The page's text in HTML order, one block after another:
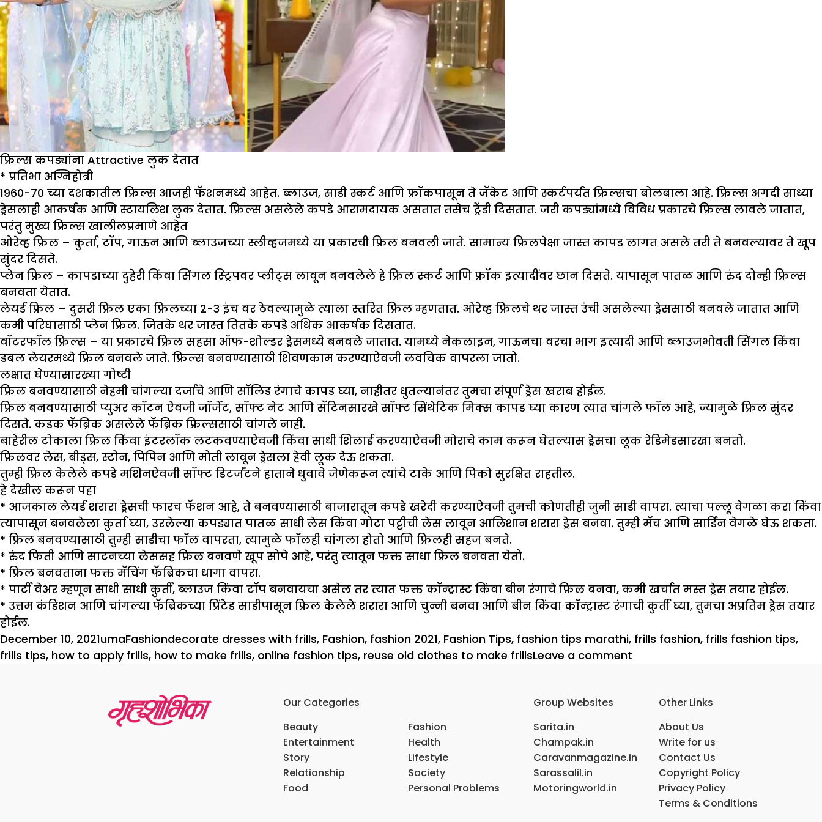
फ्रिल्स कपड्यांना Attractive लुक देतात
* प्रतिभा अग्निहोत्री
1960-70 च्या दशकातील फ्रिल्स आजही फॅशनमध्ये आहेत. ब्लाउज, साडी स्कर्ट आणि फ्रॉकपासून ते जॅकेट आणि स्कर्टपर्यंत फ्रिल्सचा बोलबाला आहे. फ्रिल्स अगदी साध्या
ड्रेसलाही आकर्षक आणि स्टायलिश लुक देतात. फ्रिल्स असलेले कपडे आरामदायक असतात तसेच ट्रेंडी दिसतात. जरी कपड्यांमध्ये विविध प्रकारचे फ्रिल्स लावले जातात,
परंतु मुख्य फ्रिल्स खालीलप्रमाणे आहेत
ओरेव्ह फ्रिल – कुर्ता, टॉप, गाऊन आणि ब्लाउजच्या स्लीव्हजमध्ये या प्रकारची फ्रिल बनवली जाते. सामान्य फ्रिलपेक्षा जास्त कापड लागत असले तरी ते बनवल्यावर ते खूप
सुंदर दिसते.
प्लेन फ्रिल – कापडाच्या दुहेरी किंवा सिंगल स्ट्रिपवर प्लीट्स लावून बनवलेले हे फ्रिल स्कर्ट आणि फ्रॉक इत्यादींवर छान दिसते. यापासून पातळ आणि रुंद दोन्ही फ्रिल्स
बनवता येतात.
लेयर्ड फ्रिल – दुसरी फ्रिल एका फ्रिलच्या 2-3 इंच वर ठेवल्यामुळे त्याला स्तरित फ्रिल म्हणतात. ओरेव्ह फ्रिलचे थर जास्त उंची असलेल्या ड्रेससाठी बनवले जातात आणि
कमी परिघासाठी प्लेन फ्रिल. जितके थर जास्त तितके कपडे अधिक आकर्षक दिसतात.
वॉटरफॉल फ्रिल्स – या प्रकारचे फ्रिल सहसा ऑफ-शोल्डर ड्रेसमध्ये बनवले जातात. यामध्ये नेकलाइन, गाऊनचा वरचा भाग इत्यादी आणि ब्लाउजभोवती सिंगल किंवा
डबल लेयरमध्ये फ्रिल बनवले जाते. फ्रिल्स बनवण्यासाठी शिवणकाम करण्याऐवजी लवचिक वापरला जातो.
लक्षात घेण्यासारख्या गोष्टी
फ्रिल बनवण्यासाठी नेहमी चांगल्या दर्जाचे आणि सॉलिड रंगाचे कापड घ्या, नाहीतर धुतल्यानंतर तुमचा संपूर्ण ड्रेस खराब होईल.
फ्रिल बनवण्यासाठी प्युअर कॉटन ऐवजी जॉर्जेट, सॉफ्ट नेट आणि सॅटिनसारखे सॉफ्ट सिंथेटिक मिक्स कापड घ्या कारण त्यात चांगले फॉल आहे, ज्यामुळे फ्रिल सुंदर
दिसते. कडक फॅब्रिक असलेले फॅब्रिक फ्रिल्ससाठी चांगले नाही.
बाहेरील टोकाला फ्रिल किंवा इंटरलॉक लटकवण्याऐवजी किंवा साधी शिलाई करण्याऐवजी मोराचे काम करून घेतल्यास ड्रेसचा लूक रेडिमेडसारखा बनतो.
फ्रिलवर लेस, बीड्स, स्टोन, पिपिन आणि मोती लावून ड्रेसला हेवी लूक देऊ शकता.
तुम्ही फ्रिल केलेले कपडे मशिनऐवजी सॉफ्ट डिटर्जंटने हाताने धुवावे जेणेकरून त्यांचे टाके आणि पिको सुरक्षित राहतील.
हे देखील करून पहा
* आजकाल लेयर्ड शरारा ड्रेसची फारच फॅशन आहे, ते बनवण्यासाठी बाजारातून कपडे खरेदी करण्याऐवजी तुमची कोणतीही जुनी साडी वापरा. त्याचा पल्लू वेगळा करा किंवा
त्यापासून बनवलेला कुर्ता घ्या, उरलेल्या कपड्यात पातळ साधी लेस किंवा गोटा पट्टीची लेस लावून आलिशान शरारा ड्रेस बनवा. तुम्ही मॅच आणि सार्डिन वेगळे घेऊ शकता.
* फ्रिल बनवण्यासाठी तुम्ही साडीचा फॉल वापरता, त्यामुळे फॉलही चांगला होतो आणि फ्रिलही सहज बनते.
* रुंद फिती आणि साटनच्या लेससह फ्रिल बनवणे खूप सोपे आहे, परंतु त्यातून फक्त साधा फ्रिल बनवता येतो.
* फ्रिल बनवताना फक्त मॅचिंग फॅब्रिकचा धागा वापरा.
* पार्टी वेअर म्हणून साधी साधी कुर्ती, ब्लाउज किंवा टॉप बनवायचा असेल तर त्यात फक्त कॉन्ट्रास्ट किंवा बीन रंगाचे फ्रिल बनवा, कमी खर्चात मस्त ड्रेस तयार होईल.
* उत्तम कंडिशन आणि चांगल्या फॅब्रिकच्या प्रिंटेड साडीपासून फ्रिल केलेले शरारा आणि चुन्नी बनवा आणि बीन किंवा कॉन्ट्रास्ट रंगाची कुर्ती घ्या, तुमचा अप्रतिम ड्रेस तयार
होईल.
Posted
on
December 10, 2021Author
umaCategories
FashionTags
decorate dresses with frills, Fashion, fashion 2021, Fashion Tips, fashion tips marathi, frills fashion, frills fashion tips,
frills tips, how to apply frills, how to make frills, online fashion tips, reuse old clothes to make frillsLeave a comment
Attractive
Our Categories
Beauty
Entertainment
Story
Relationship
Food
Fashion
Health
Lifestyle
Society
Personal Problems
Group Websites
Sarita.in
Champak.in
Caravanmagazine.in
Sarassalil.in
Motoringworld.in
Other Links
About Us
Write for us
Contact Us
Copyright Policy
Privacy Policy
Terms & Conditions